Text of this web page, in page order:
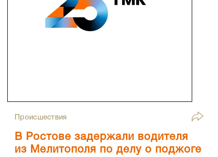
Происшествия
В Ростове задержали водителя
из Мелитополя по делу о поджоге